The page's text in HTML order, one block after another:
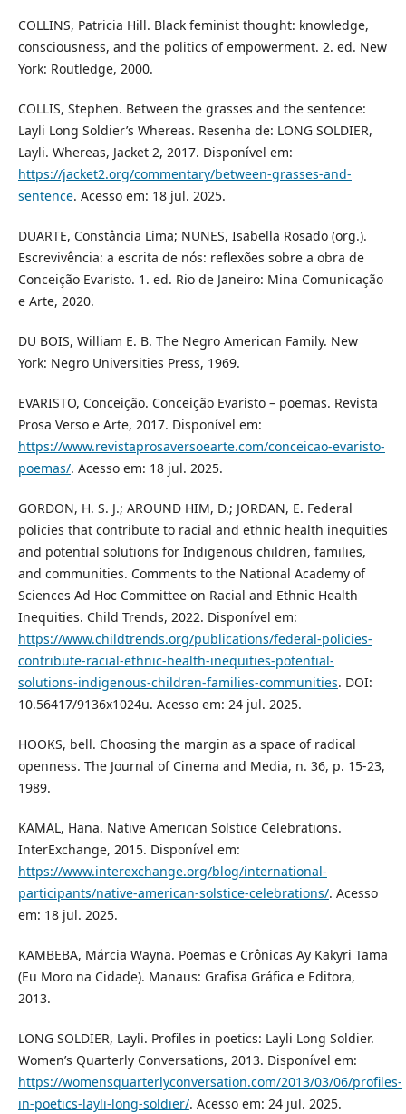
COLLINS, Patricia Hill. Black feminist thought: knowledge,
consciousness, and the politics of empowerment. 2. ed. New
York: Routledge, 2000.
COLLIS, Stephen. Between the grasses and the sentence:
Layli Long Soldier’s Whereas. Resenha de: LONG SOLDIER,
Layli. Whereas, Jacket 2, 2017. Disponível em:
https://jacket2.org/commentary/between-grasses-and-
sentence. Acesso em: 18 jul. 2025.
DUARTE, Constância Lima; NUNES, Isabella Rosado (org.).
Escrevivência: a escrita de nós: reflexões sobre a obra de
Conceição Evaristo. 1. ed. Rio de Janeiro: Mina Comunicação
e Arte, 2020.
DU BOIS, William E. B. The Negro American Family. New
York: Negro Universities Press, 1969.
EVARISTO, Conceição. Conceição Evaristo – poemas. Revista
Prosa Verso e Arte, 2017. Disponível em:
https://www.revistaprosaversoearte.com/conceicao-evaristo-
poemas/. Acesso em: 18 jul. 2025.
GORDON, H. S. J.; AROUND HIM, D.; JORDAN, E. Federal
policies that contribute to racial and ethnic health inequities
and potential solutions for Indigenous children, families,
and communities. Comments to the National Academy of
Sciences Ad Hoc Committee on Racial and Ethnic Health
Inequities. Child Trends, 2022. Disponível em:
https://www.childtrends.org/publications/federal-policies-
contribute-racial-ethnic-health-inequities-potential-
solutions-indigenous-children-families-communities. DOI:
10.56417/9136x1024u. Acesso em: 24 jul. 2025.
HOOKS, bell. Choosing the margin as a space of radical
openness. The Journal of Cinema and Media, n. 36, p. 15-23,
1989.
KAMAL, Hana. Native American Solstice Celebrations.
InterExchange, 2015. Disponível em:
https://www.interexchange.org/blog/international-
participants/native-american-solstice-celebrations/. Acesso
em: 18 jul. 2025.
KAMBEBA, Márcia Wayna. Poemas e Crônicas Ay Kakyri Tama
(Eu Moro na Cidade). Manaus: Grafisa Gráfica e Editora,
2013.
LONG SOLDIER, Layli. Profiles in poetics: Layli Long Soldier.
Women’s Quarterly Conversations, 2013. Disponível em:
https://womensquarterlyconversation.com/2013/03/06/profiles-
in-poetics-layli-long-soldier/. Acesso em: 24 jul. 2025.